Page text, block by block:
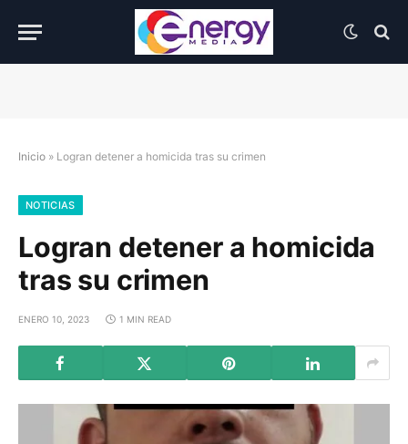
Inicio » Logran detener a homicida tras su crimen
NOTICIAS
Logran detener a homicida
tras su crimen
ENERO 10, 2023 1 MIN READ